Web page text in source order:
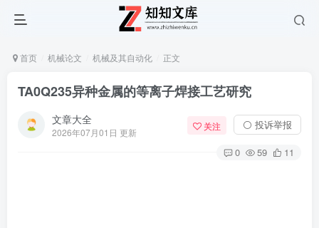
首页 机械论文 机械及其自动化 正文
TA0Q235异种金属的等离子焊接工艺研究
文章大全
2026年07月01日 更新
关注 ⚪ 投诉举报
0 59 11